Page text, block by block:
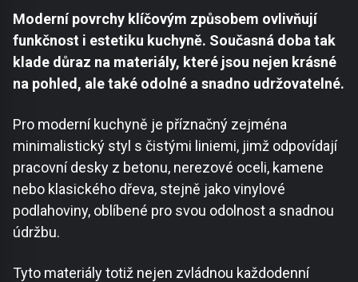
Moderní povrchy klíčovým způsobem ovlivňují
funkčnost i estetiku kuchyně. Současná doba tak
klade důraz na materiály, které jsou nejen krásné
na pohled, ale také odolné a snadno udržovatelné.
Pro moderní kuchyně je příznačný zejména
minimalistický styl s čistými liniemi, jimž odpovídají
pracovní desky z betonu, nerezové oceli, kamene
nebo klasického dřeva, stejně jako vinylové
podlahoviny, oblíbené pro svou odolnost a snadnou
údržbu.
Tyto materiály totiž nejen zvládnou každodenní